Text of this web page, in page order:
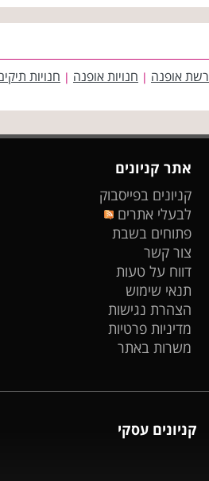
רשת אופנה | חנויות אופנה | חנויות
אתר קניונים
קניונים בפייסבוק
לבעלי אתרים
פתוחים בשבת
צור קשר
דווח על טעות
תנאי שימוש
הצהרת נגישות
מדיניות פרטיות
משרות באתר
קניונים עסקי